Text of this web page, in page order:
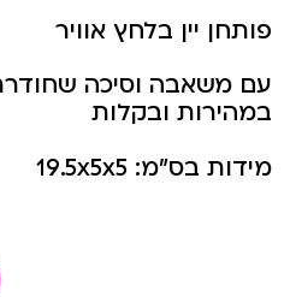
פותחן יין בלחץ אוויר
עם משאבה וסיכה
במהירות ובקלות
מידות בס”מ: 19.5x5x5